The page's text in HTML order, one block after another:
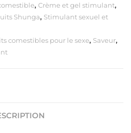
, Crème et gel stimulant,
Shunga, Stimulant sexuel et
comestibles pour le sexe, Saveur,